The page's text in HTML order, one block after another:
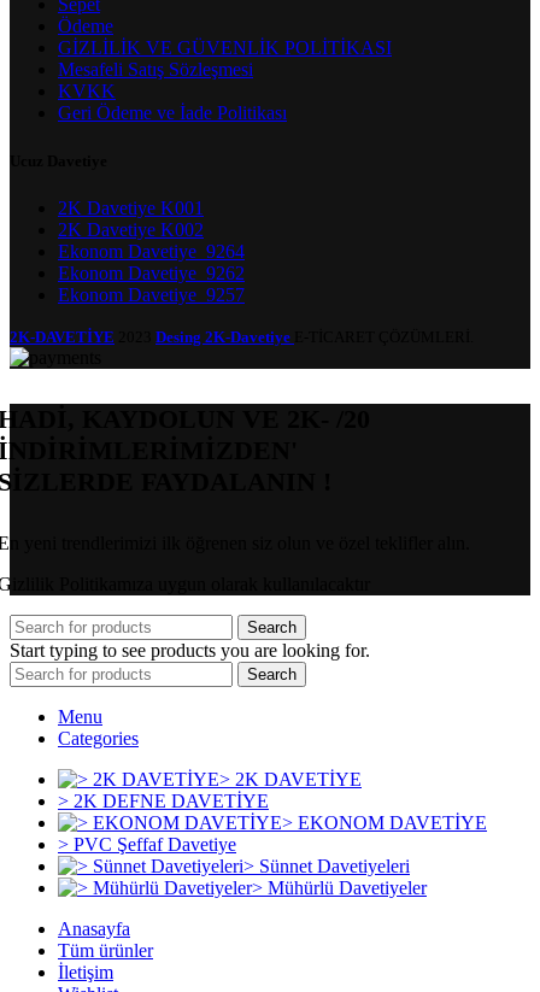
Sepet
Ödeme
GİZLİLİK VE GÜVENLİK POLİTİKASI
Mesafeli Satış Sözleşmesi
KVKK
Geri Ödeme ve İade Politikası
2K Davetiye K001
2K Davetiye K002
Ekonom Davetiye_9264
Ekonom Davetiye_9262
Ekonom Davetiye_9257
2K-DAVETİYE Desing 2K-Davetiye
KAYDOLUN VE 2K- /20
FAYDALANIN !
yeni trendlerimizi ilk öğrenen siz olun ve özel teklifler alın.
Politikamıza uygun olarak kullanılacaktır
Search
Start typing to see products you are looking for.
Search
Menu
Categories
> 2K DAVETİYE
> 2K DEFNE DAVETİYE
> EKONOM DAVETİYE
> PVC Şeffaf Davetiye
> Sünnet Davetiyeleri
> Mühürlü Davetiyeler
Anasayfa
Tüm ürünler
İletişim